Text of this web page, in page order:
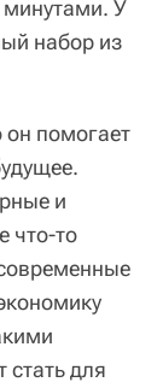
минутами. У
набор из
он помогает
и
что-то
для